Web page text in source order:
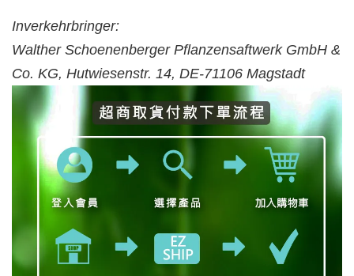
Inverkehrbringer:
Walther Schoenenberger Pflanzensaftwerk GmbH &
Co. KG, Hutwiesenstr. 14, DE-71106 Magstadt